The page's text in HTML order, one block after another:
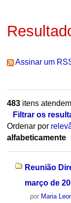
Assinar um
483itens
Filtrar os
Ordenar por
alfabeticamente
Reunião
março de
por Maria